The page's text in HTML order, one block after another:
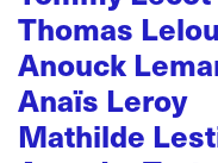
Thomas
Anouck
Anaïs Leroy
Mathilde